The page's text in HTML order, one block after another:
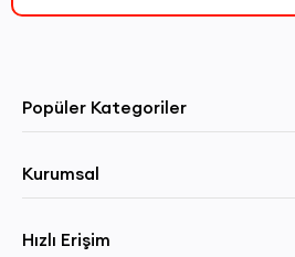
Popüler Kategoriler
Kurumsal
Hızlı Erişim